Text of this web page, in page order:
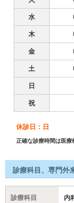
水
木
金
土
日
祝
休診日：日
正確な診療時間は医療
診療科目、専門外
診療科目
内